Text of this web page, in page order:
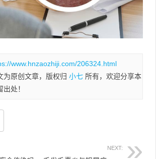
www.hnzaozhiji.com/206324.html
为原创文章，版权归 小七 所有，欢迎分享本
处！
NEXT: